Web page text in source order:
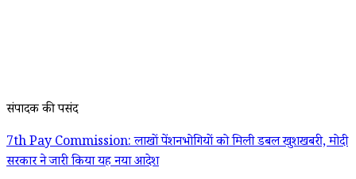
संपादक की पसंद
7th Pay Commission: लाखों पेंशनभोगियों को मिली डबल खुशखबरी, मोदी
सरकार ने जारी किया यह नया आदेश